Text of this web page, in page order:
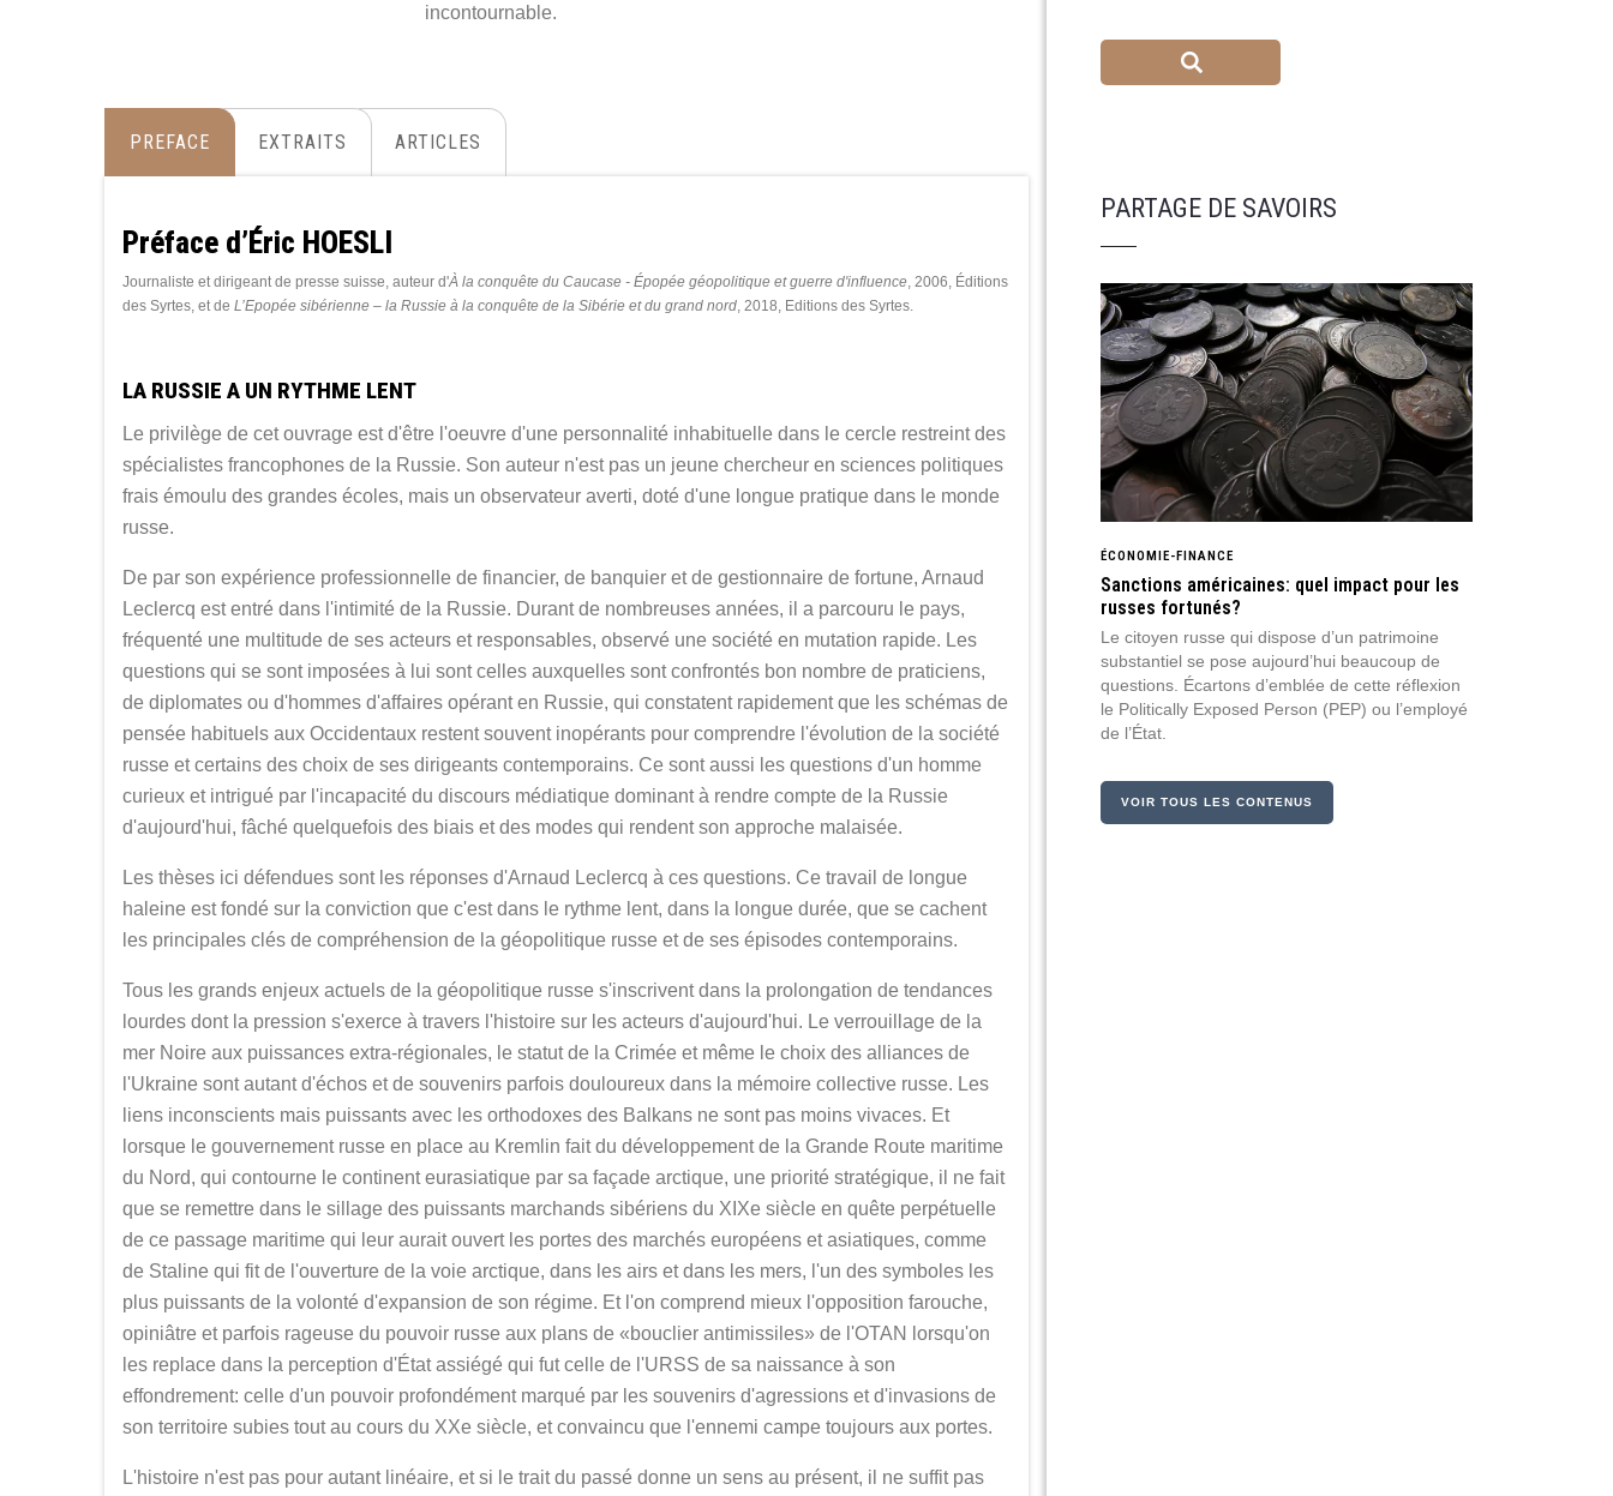
incontournable.
PREFACE EXTRAITS ARTICLES
Préface d’Éric HOESLI
Journaliste et dirigeant de presse suisse, auteur d'À la conquête du Caucase - Épopée géopolitique et guerre d'influence , 2006, Éditions
des Syrtes, et de L’Epopée sibérienne – la Russie à la conquête de la Sibérie et du grand nord , 2018, Editions des Syrtes.
LA RUSSIE A UN RYTHME LENT
Le privilège de cet ouvrage est d'être l'oeuvre d'une personnalité inhabituelle dans le cercle restreint des
spécialistes francophones de la Russie. Son auteur n'est pas un jeune chercheur en sciences politiques
frais émoulu des grandes écoles, mais un observateur averti, doté d'une longue pratique dans le monde
russe.
De par son expérience professionnelle de financier, de banquier et de gestionnaire de fortune, Arnaud
Leclercq est entré dans l'intimité de la Russie. Durant de nombreuses années, il a parcouru le pays,
fréquenté une multitude de ses acteurs et responsables, observé une société en mutation rapide. Les
questions qui se sont imposées à lui sont celles auxquelles sont confrontés bon nombre de praticiens,
de diplomates ou d'hommes d'affaires opérant en Russie, qui constatent rapidement que les schémas de
pensée habituels aux Occidentaux restent souvent inopérants pour comprendre l'évolution de la société
russe et certains des choix de ses dirigeants contemporains. Ce sont aussi les questions d'un homme
curieux et intrigué par l'incapacité du discours médiatique dominant à rendre compte de la Russie
d'aujourd'hui, fâché quelquefois des biais et des modes qui rendent son approche malaisée.
Les thèses ici défendues sont les réponses d'Arnaud Leclercq à ces questions. Ce travail de longue
haleine est fondé sur la conviction que c'est dans le rythme lent, dans la longue durée, que se cachent
les principales clés de compréhension de la géopolitique russe et de ses épisodes contemporains.
Tous les grands enjeux actuels de la géopolitique russe s'inscrivent dans la prolongation de tendances
lourdes dont la pression s'exerce à travers l'histoire sur les acteurs d'aujourd'hui. Le verrouillage de la
mer Noire aux puissances extra-régionales, le statut de la Crimée et même le choix des alliances de
l'Ukraine sont autant d'échos et de souvenirs parfois douloureux dans la mémoire collective russe. Les
liens inconscients mais puissants avec les orthodoxes des Balkans ne sont pas moins vivaces. Et
lorsque le gouvernement russe en place au Kremlin fait du développement de la Grande Route maritime
du Nord, qui contourne le continent eurasiatique par sa façade arctique, une priorité stratégique, il ne fait
que se remettre dans le sillage des puissants marchands sibériens du XIXe siècle en quête perpétuelle
de ce passage maritime qui leur aurait ouvert les portes des marchés européens et asiatiques, comme
de Staline qui fit de l'ouverture de la voie arctique, dans les airs et dans les mers, l'un des symboles les
plus puissants de la volonté d'expansion de son régime. Et l'on comprend mieux l'opposition farouche,
opiniâtre et parfois rageuse du pouvoir russe aux plans de «bouclier antimissiles» de l'OTAN lorsqu'on
les replace dans la perception d'État assiégé qui fut celle de l'URSS de sa naissance à son
effondrement: celle d'un pouvoir profondément marqué par les souvenirs d'agressions et d'invasions de
son territoire subies tout au cours du XXe siècle, et convaincu que l'ennemi campe toujours aux portes.
L'histoire n'est pas pour autant linéaire, et si le trait du passé donne un sens au présent, il ne suffit pas
PARTAGE DE SAVOIRS
ÉCONOMIE-FINANCE
Sanctions américaines: quel impact pour les
russes fortunés?
Le citoyen russe qui dispose d’un patrimoine
substantiel se pose aujourd’hui beaucoup de
questions. Écartons d’emblée de cette réflexion
le Politically Exposed Person (PEP) ou l’employé
de l’État.
VOIR TOUS LES CONTENUS